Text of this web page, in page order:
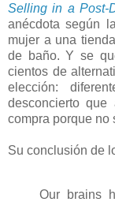
Selling in a Post-
anécdota según
mujer a una
de baño. Y se
cientos de
elección:
desconcierto
compra porque no
Su conclusión de
Our brains